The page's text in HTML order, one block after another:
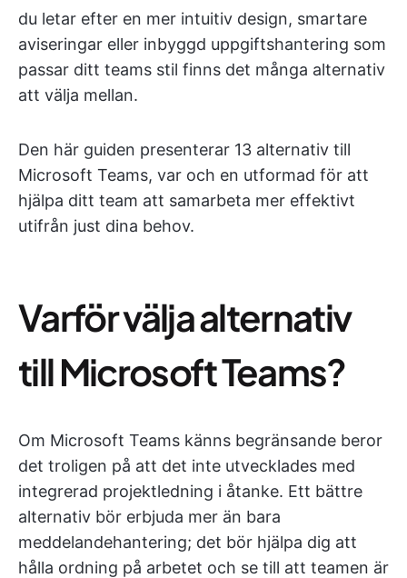
du letar efter en mer intuitiv design, smartare
aviseringar eller inbyggd uppgiftshantering som
passar ditt teams stil finns det många alternativ
att välja mellan.
Den här guiden presenterar 13 alternativ till
Microsoft Teams, var och en utformad för att
hjälpa ditt team att samarbeta mer effektivt
utifrån just dina behov.
Varför välja alternativ
till Microsoft Teams?
Om Microsoft Teams känns begränsande beror
det troligen på att det inte utvecklades med
integrerad projektledning i åtanke. Ett bättre
alternativ bör erbjuda mer än bara
meddelandehantering; det bör hjälpa dig att
hålla ordning på arbetet och se till att teamen är